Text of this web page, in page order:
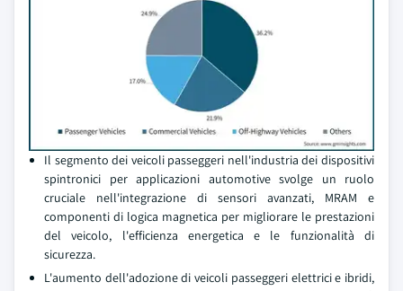
Il segmento dei veicoli passeggeri nell'industria dei dispositivi
spintronici per applicazioni automotive svolge un ruolo
cruciale nell'integrazione di sensori avanzati, MRAM e
componenti di logica magnetica per migliorare le prestazioni
del veicolo, l'efficienza energetica e le funzionalità di
sicurezza.
L'aumento dell'adozione di veicoli passeggeri elettrici e ibridi,